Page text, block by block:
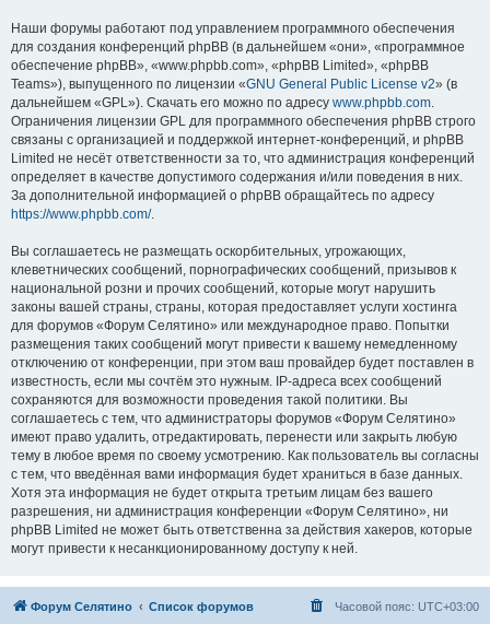
Наши форумы работают под управлением программного обеспечения
для создания конференций phpBB (в дальнейшем «они», «программное
обеспечение phpBB», «www.phpbb.com», «phpBB Limited», «phpBB
Teams»), выпущенного по лицензии «GNU General Public License v2» (в
дальнейшем «GPL»). Скачать его можно по адресу www.phpbb.com.
Ограничения лицензии GPL для программного обеспечения phpBB строго
связаны с организацией и поддержкой интернет-конференций, и phpBB
Limited не несёт ответственности за то, что администрация конференций
определяет в качестве допустимого содержания и/или поведения в них.
За дополнительной информацией о phpBB обращайтесь по адресу
https://www.phpbb.com/.
Вы соглашаетесь не размещать оскорбительных, угрожающих,
клеветнических сообщений, порнографических сообщений, призывов к
национальной розни и прочих сообщений, которые могут нарушить
законы вашей страны, страны, которая предоставляет услуги хостинга
для форумов «Форум Селятино» или международное право. Попытки
размещения таких сообщений могут привести к вашему немедленному
отключению от конференции, при этом ваш провайдер будет поставлен в
известность, если мы сочтём это нужным. IP-адреса всех сообщений
сохраняются для возможности проведения такой политики. Вы
соглашаетесь с тем, что администраторы форумов «Форум Селятино»
имеют право удалить, отредактировать, перенести или закрыть любую
тему в любое время по своему усмотрению. Как пользователь вы согласны
с тем, что введённая вами информация будет храниться в базе данных.
Хотя эта информация не будет открыта третьим лицам без вашего
разрешения, ни администрация конференции «Форум Селятино», ни
phpBB Limited не может быть ответственна за действия хакеров, которые
могут привести к несанкционированному доступу к ней.
Форум Селятино Список форумов Часовой пояс: UTC+03:00